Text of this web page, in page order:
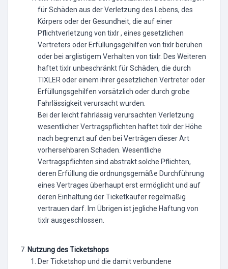
für Schäden aus der Verletzung des Lebens, des
Körpers oder der Gesundheit, die auf einer
Pflichtverletzung von tixlr , eines gesetzlichen
Vertreters oder Erfüllungsgehilfen von tixlr beruhen
oder bei arglistigem Verhalten von tixlr. Des Weiteren
haftet tixlr unbeschränkt für Schäden, die durch
TIXLER oder einem ihrer gesetzlichen Vertreter oder
Erfüllungsgehilfen vorsätzlich oder durch grobe
Fahrlässigkeit verursacht wurden.
Bei der leicht fahrlässig verursachten Verletzung
wesentlicher Vertragspflichten haftet tixlr der Höhe
nach begrenzt auf den bei Verträgen dieser Art
vorhersehbaren Schaden. Wesentliche
Vertragspflichten sind abstrakt solche Pflichten,
deren Erfüllung die ordnungsgemäße Durchführung
eines Vertrages überhaupt erst ermöglicht und auf
deren Einhaltung der Ticketkäufer regelmäßig
vertrauen darf. Im Übrigen ist jegliche Haftung von
tixlr ausgeschlossen.
Nutzung des Ticketshops
Der Ticketshop und die damit verbundene